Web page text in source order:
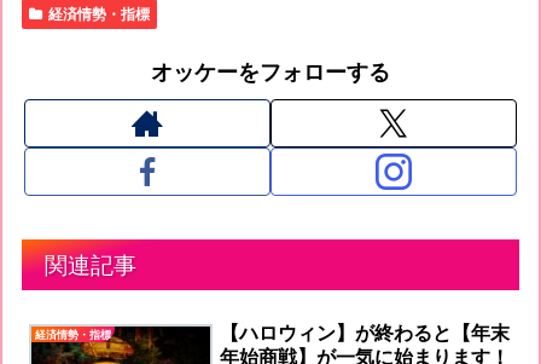
経済情勢・指標
オッケーをフォローする
関連記事
経済情勢・指標
【ハロウィン】が終わると【年末
年始商戦】が一気に始まります！